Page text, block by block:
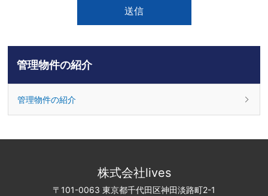
管理物件の紹介
管理物件の紹介
株式会社lives
〒101-0063 東京都千代田区神田淡路町2-1